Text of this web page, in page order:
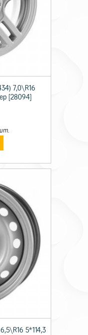
7,0\R16
[28094]
5*114,3